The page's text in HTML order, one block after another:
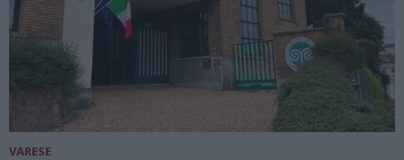
VARESE